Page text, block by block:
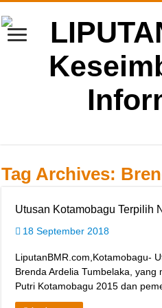
Tag Archives:
Utusan Kotamobagu Terpilih
18 September 2018
LiputanBMR.com,Kotamobagu-
Brenda Ardelia Tumbelaka,
Putri Kotamobagu 2015 dan